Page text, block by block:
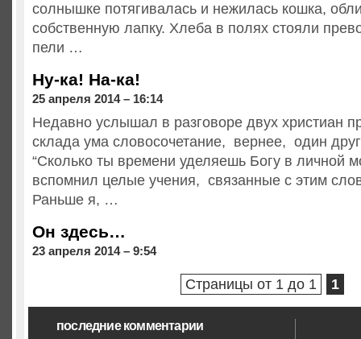
солнышке потягивалась и нежилась кошка,
собственную лапку. Хлеба в полях стояли
пели …
Ну-ка! На-ка!
25 апреля 2014 – 16:14
Недавно услышал в разговоре двух христиан
склада ума словосочетание, вернее, один
“Сколько ты времени уделяешь Богу в личной
вспомнил целые учения, связанные с этим
Раньше я, …
Он здесь…
23 апреля 2014 – 9:54
Страницы от 1 до 1 1
последние комментарии